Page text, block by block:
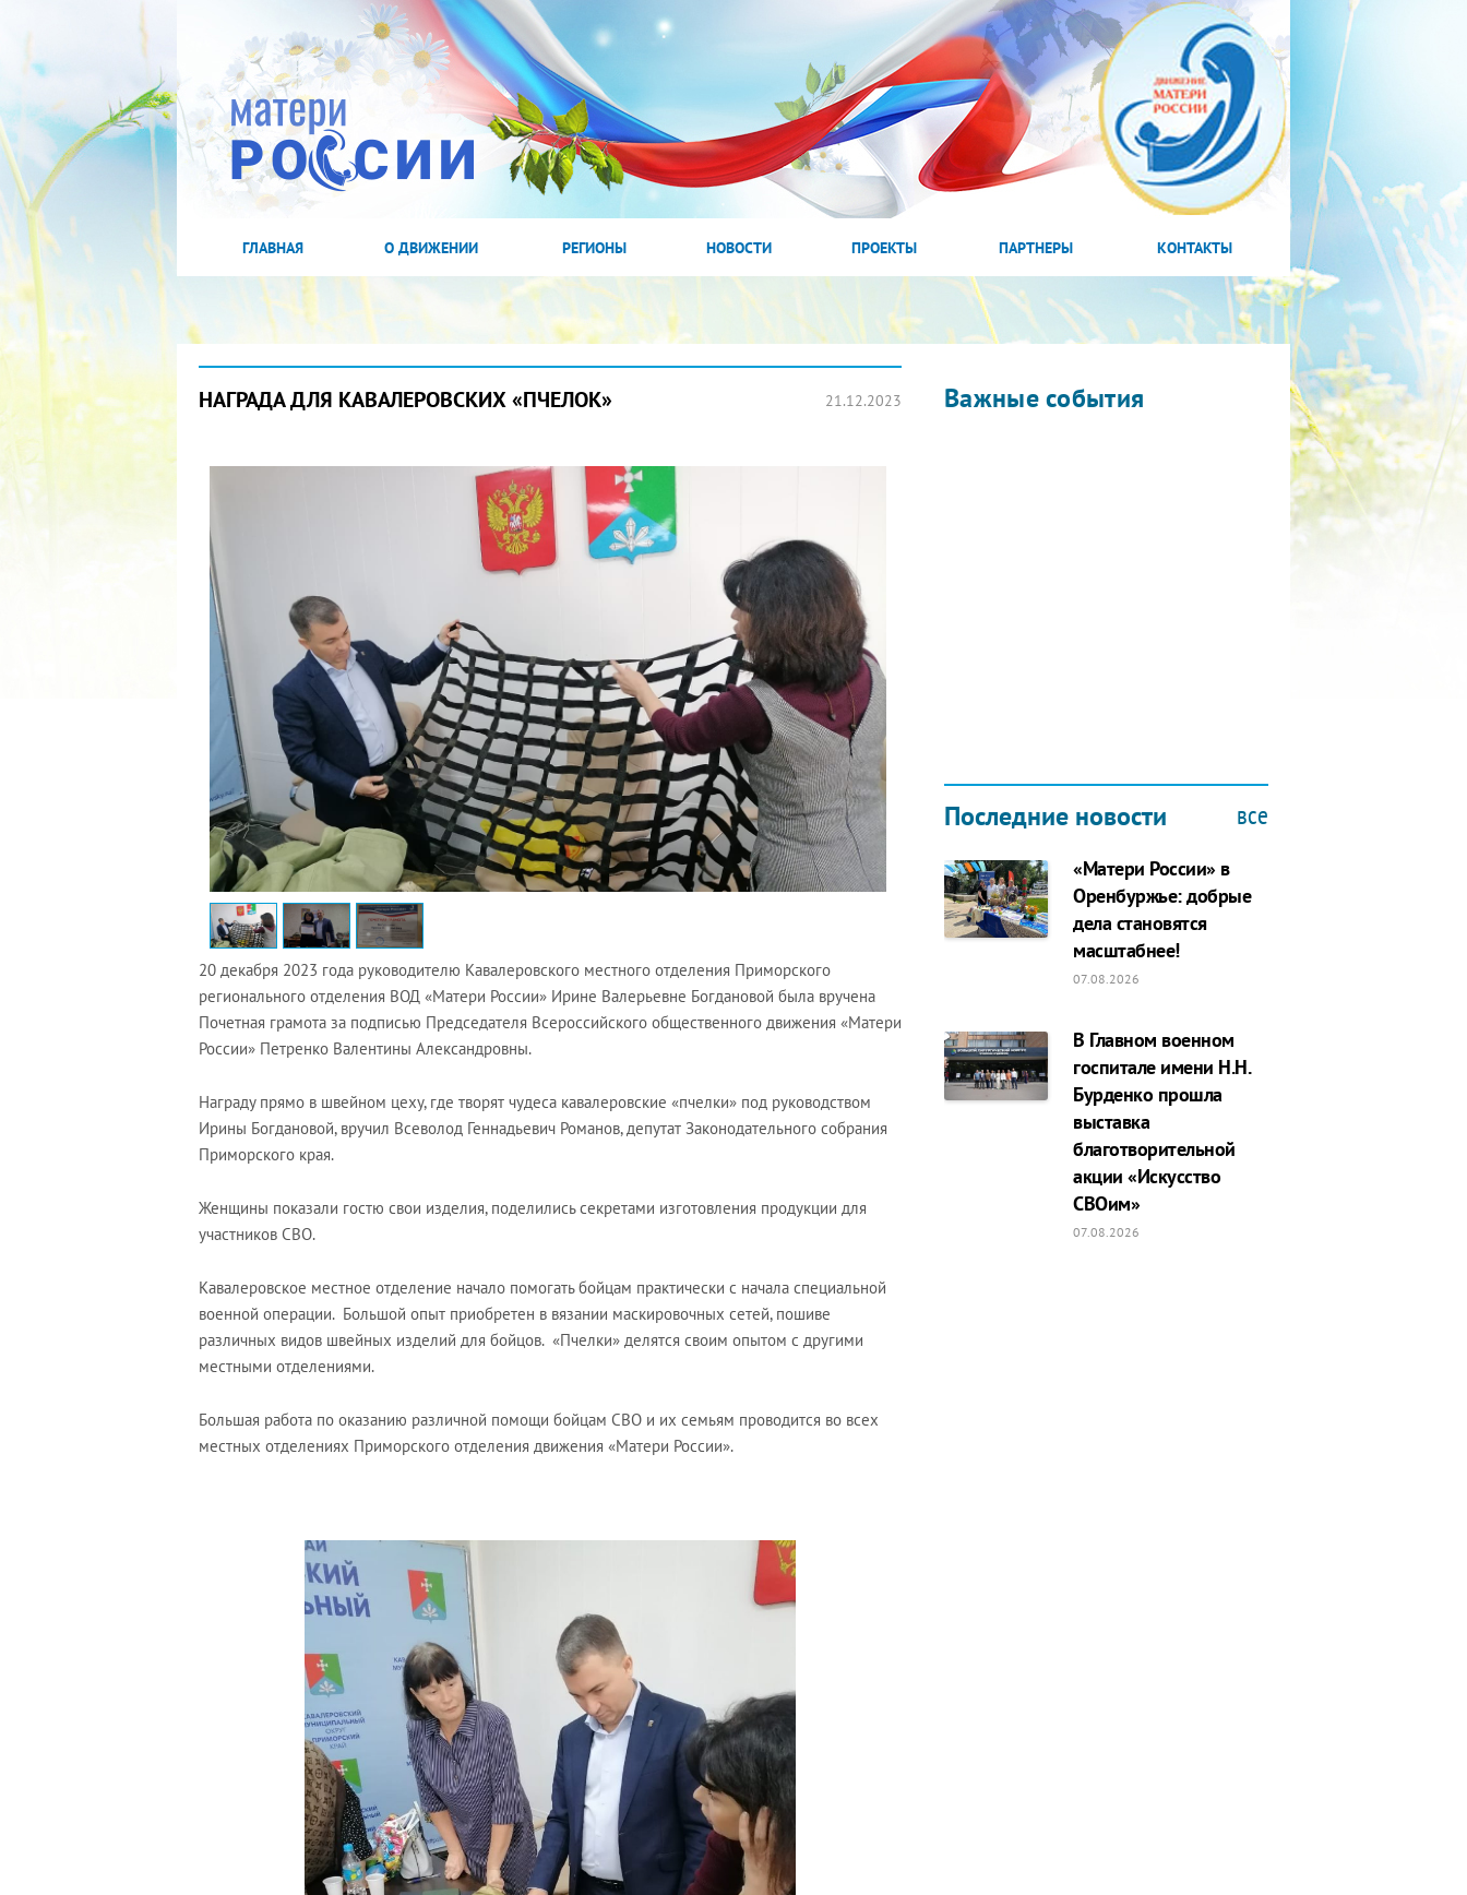
ГЛАВНАЯ О ДВИЖЕНИИ РЕГИОНЫ НОВОСТИ ПРОЕКТЫ ПАРТНЕРЫ КОНТАКТЫ
НАГРАДА ДЛЯ КАВАЛЕРОВСКИХ «ПЧЕЛОК» 21.12.2023
20 декабря 2023 года руководителю Кавалеровского местного отделения Приморского
регионального отделения ВОД «Матери России» Ирине Валерьевне Богдановой была вручена
Почетная грамота за подписью Председателя Всероссийского общественного движения «Матери
России» Петренко Валентины Александровны.
Награду прямо в швейном цеху, где творят чудеса кавалеровские «пчелки» под руководством
Ирины Богдановой, вручил Всеволод Геннадьевич Романов, депутат Законодательного собрания
Приморского края.
Женщины показали гостю свои изделия, поделились секретами изготовления продукции для
участников СВО.
Кавалеровское местное отделение начало помогать бойцам практически с начала специальной
военной операции. Большой опыт приобретен в вязании маскировочных сетей, пошиве
различных видов швейных изделий для бойцов. «Пчелки» делятся своим опытом с другими
местными отделениями.
Большая работа по оказанию различной помощи бойцам СВО и их семьям проводится во всех
местных отделениях Приморского отделения движения «Матери России».
Важные события
КУБОК ДРУЖБЫ
02.09.2019
Последние новости все
«Матери России» в
Оренбуржье: добрые
дела становятся
масштабнее!
07.08.2026
В Главном военном
госпитале имени Н.Н.
Бурденко прошла
выставка
благотворительной
акции «Искусство
СВОим»
07.08.2026